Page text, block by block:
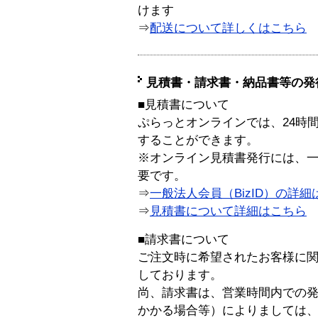
けます
⇒配送について詳しくはこちら
見積書・請求書・納品書等の
■見積書について
ぷらっとオンラインでは、24時
することができます。
※オンライン見積書発行には、
要です。
⇒一般法人会員（BizID）の詳細
⇒ 見積書について詳細はこちら
■請求書について
ご注文時に希望されたお客様に
しております。
尚、請求書は、営業時間内での
かかる場合等）によりましては